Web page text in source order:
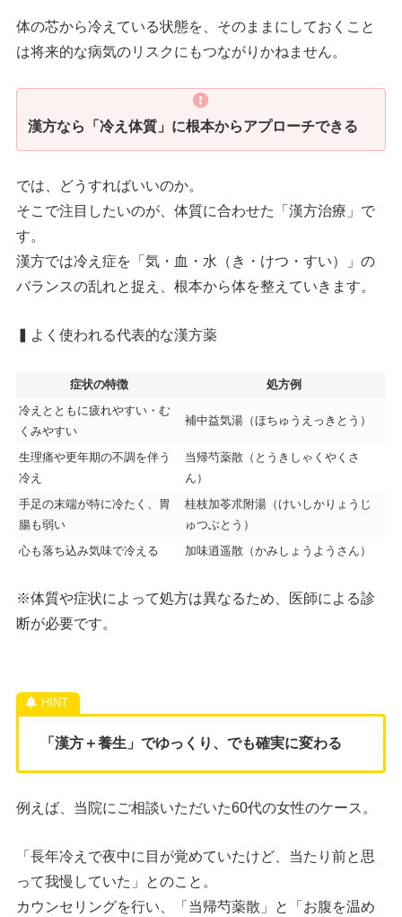
体の芯から冷えている状態を、そのままにしておくこと
は将来的な病気のリスクにもつながりかねません。
漢方なら「冷え体質」に根本からアプローチできる
では、どうすればいいのか。
そこで注目したいのが、体質に合わせた「漢方治療」で
す。
漢方では冷え症を「気・血・水（き・けつ・すい）」の
バランスの乱れと捉え、根本から体を整えていきます。
▍よく使われる代表的な漢方薬
症状の特徴
処方例
冷えとともに疲れやすい・む
くみやすい
補中益気湯（ほちゅうえっきとう）
生理痛や更年期の不調を伴う
冷え
当帰芍薬散（とうきしゃくやくさ
ん）
手足の末端が特に冷たく、胃
腸も弱い
桂枝加苓朮附湯（けいしかりょうじ
ゅつぶとう）
心も落ち込み気味で冷える
加味逍遥散（かみしょうようさん）
※体質や症状によって処方は異なるため、医師による診
断が必要です。
「漢方＋養生」でゆっくり、でも確実に変わる
例えば、当院にご相談いただいた60代の女性のケース。
「長年冷えで夜中に目が覚めていたけど、当たり前と思
って我慢していた」とのこと。
カウンセリングを行い、「当帰芍薬散」と「お腹を温め